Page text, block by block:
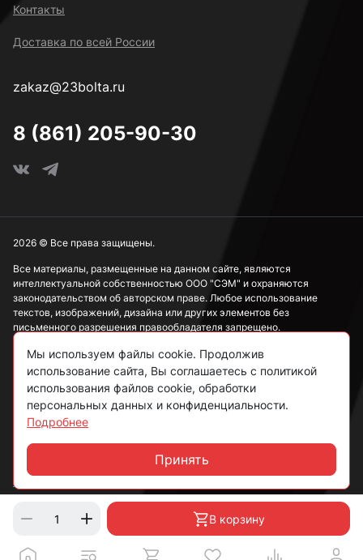
В корзину
Контакты
Доставка по всей России
zakaz@23bolta.ru
8 (861) 205-90-30
Все материалы, размещенные на данном сайте, являются
интеллектуальной собственностью ООО "СЭМ" и охраняются
законодательством об авторском праве. Любое использование
текстов, изображений, дизайна или других элементов без
письменного разрешения правообладателя запрещено.
Информация, представленная на сайте, носит исключительно
ознакомительный характер и не может рассматриваться как
публичная оферта в соответствии со ст. 437 ГК РФ.
Политика конфиденциальности
Согласие на обработку данных
Пользовательское соглашение
2026 © Все права защищены.
Мы используем файлы cookie. Продолжив
использование сайта, Вы соглашаетесь с политикой
использования файлов cookie, обработки
персональных данных и конфиденциальности.
Подробнее
Принять
Чат